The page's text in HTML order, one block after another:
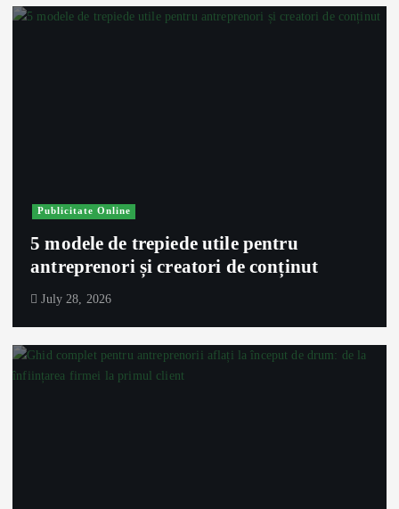
Publicitate Online
5 modele de trepiede utile pentru
antreprenori și creatori de conținut
July 28, 2026